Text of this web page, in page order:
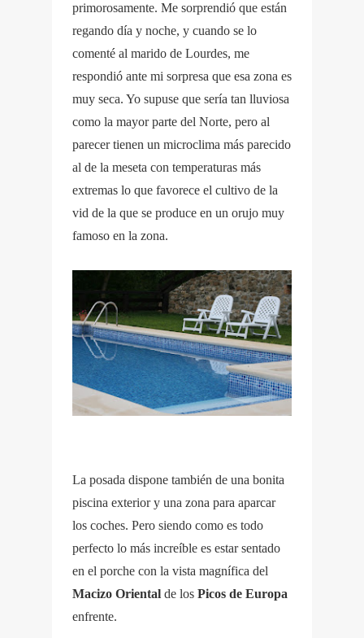
primorosamente. Me sorprendió que están
regando día y noche, y cuando se lo
comenté al marido de Lourdes, me
respondió ante mi sorpresa que esa zona es
muy seca. Yo supuse que sería tan lluviosa
como la mayor parte del Norte, pero al
parecer tienen un microclima más parecido
al de la meseta con temperaturas más
extremas lo que favorece el cultivo de la
vid de la que se produce en un orujo muy
famoso en la zona.
La posada dispone también de una bonita
piscina exterior y una zona para aparcar
los coches. Pero siendo como es todo
perfecto lo más increíble es estar sentado
en el porche con la vista magnífica del
Macizo Oriental de los Picos de Europa
enfrente.